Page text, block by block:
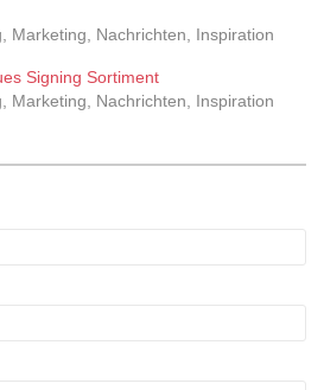
Marketing, Nachrichten, Inspiration
Signing Sortiment
Marketing, Nachrichten, Inspiration